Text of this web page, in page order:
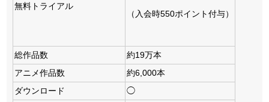
無料トライアル
（入会時550ポイント付与）
総作品数
約19万本
アニメ作品数
約6,000本
ダウンロード
◯